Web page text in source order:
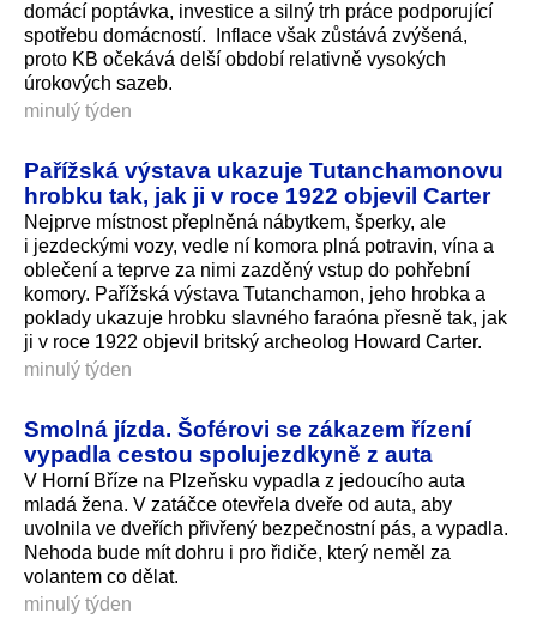
domácí poptávka, investice a silný trh práce podporující
spotřebu domácností. Inflace však zůstává zvýšená,
proto KB očekává delší období relativně vysokých
úrokových sazeb.
minulý týden
Pařížská výstava ukazuje Tutanchamonovu
hrobku tak, jak ji v roce 1922 objevil Carter
Nejprve místnost přeplněná nábytkem, šperky, ale
i jezdeckými vozy, vedle ní komora plná potravin, vína a
oblečení a teprve za nimi zazděný vstup do pohřební
komory. Pařížská výstava Tutanchamon, jeho hrobka a
poklady ukazuje hrobku slavného faraóna přesně tak, jak
ji v roce 1922 objevil britský archeolog Howard Carter.
minulý týden
Smolná jízda. Šoférovi se zákazem řízení
vypadla cestou spolujezdkyně z auta
V Horní Bříze na Plzeňsku vypadla z jedoucího auta
mladá žena. V zatáčce otevřela dveře od auta, aby
uvolnila ve dveřích přivřený bezpečnostní pás, a vypadla.
Nehoda bude mít dohru i pro řidiče, který neměl za
volantem co dělat.
minulý týden